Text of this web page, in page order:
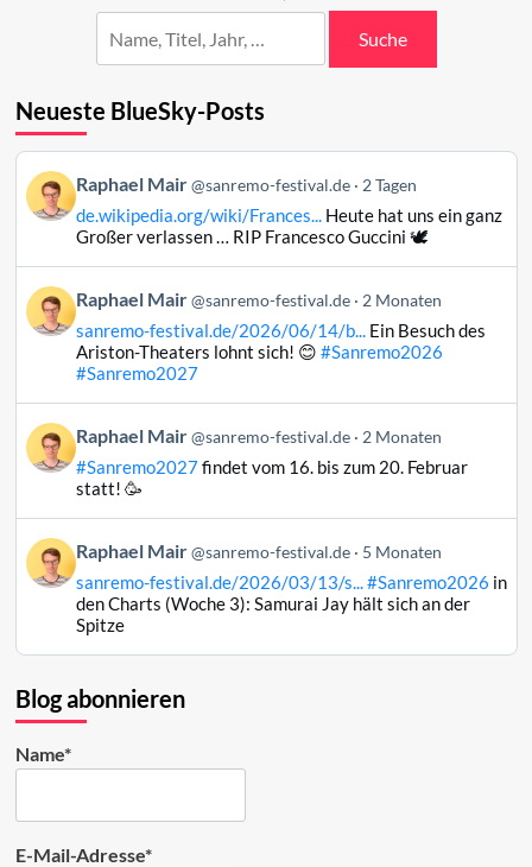
Suche
Neueste BlueSky-Posts
Beitrag
von
Raphael
Bluesky
ansehen
Raphael Mair @sanremo-festival.de 2 Tagen
de.wikipedia.org/wiki/Frances...Heute hat uns ein ganz
Großer verlassen … RIP Francesco Guccini 🕊️
Beitrag
von
Raphael
ansehen
Raphael Mair @sanremo-festival.de 2 Monaten
sanremo-festival.de/2026/06/14/b...Ein Besuch des
Ariston-Theaters lohnt sich! 😊 #Sanremo2026
#Sanremo2027
Beitrag
von
Raphael
Bluesky
ansehen
Raphael Mair @sanremo-festival.de 2 Monaten
#Sanremo2027findet vom 16. bis zum 20. Februar
statt! 🥳
Beitrag
von
Raphael
ansehen
Raphael Mair @sanremo-festival.de 5 Monaten
sanremo-festival.de/2026/03/13/s...#Sanremo2026 in
den Charts (Woche 3): Samurai Jay hält sich an der
Spitze
Blog abonnieren
Name*
E-Mail-Adresse*